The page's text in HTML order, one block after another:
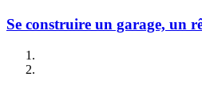
Se construire un garage, un